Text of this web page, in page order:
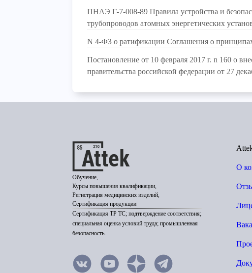
ПНАЭ Г-7-008-89 Правила устройства и
трубопроводов атомных энергетических
N 4-ФЗ о ратификации Соглашения о
Постановление от 10 февраля 2017 г. n 160 о
правительства российской федерации от 27
Обучение,
Курсы повышения квалификации,
Регистрация медицинских изделий,
Сертификация продукции
Сертификация ТР ТС; подтверждение соответствия;
специальная оценка условий труда; промышленная
безопасность.
О